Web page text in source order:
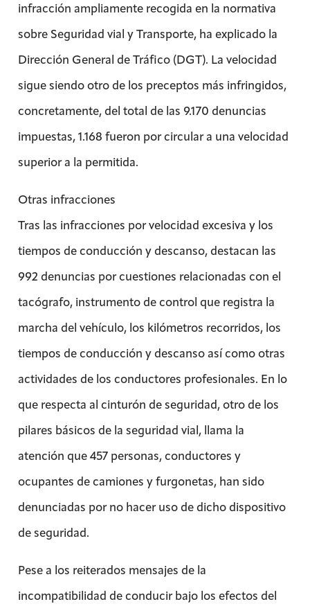
infracción ampliamente recogida en la normativa
sobre Seguridad vial y Transporte, ha explicado la
Dirección General de Tráfico (DGT). La velocidad
sigue siendo otro de los preceptos más infringidos,
concretamente, del total de las 9.170 denuncias
impuestas, 1.168 fueron por circular a una velocidad
superior a la permitida.
Otras infracciones
Tras las infracciones por velocidad excesiva y los
tiempos de conducción y descanso, destacan las
992 denuncias por cuestiones relacionadas con el
tacógrafo, instrumento de control que registra la
marcha del vehículo, los kilómetros recorridos, los
tiempos de conducción y descanso así como otras
actividades de los conductores profesionales. En lo
que respecta al cinturón de seguridad, otro de los
pilares básicos de la seguridad vial, llama la
atención que 457 personas, conductores y
ocupantes de camiones y furgonetas, han sido
denunciadas por no hacer uso de dicho dispositivo
de seguridad.
Pese a los reiterados mensajes de la
incompatibilidad de conducir bajo los efectos del